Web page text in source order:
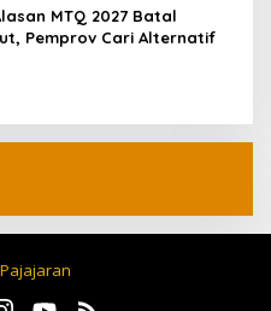
MTQ 2027 Batal
Pemprov Cari Alternatif